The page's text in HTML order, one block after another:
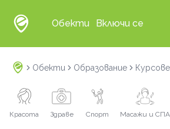
Обекти Включи се
Обекти Образование
Красота Здраве Спорт Масажи и СПА